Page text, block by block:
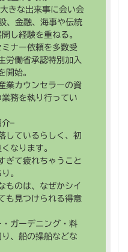
きな出来事に会い会
、金融、海事や伝統
し経験を重ねる。
ナー依頼を多数受
労働省承認特別加入
開始。
業カウンセラーの資
務を執り行ってい
介–
しているらしく、初
なります。
ぎて疲れちゃうこと
。
ものは、なぜかシイ
も見つけられる得意
ガーデニング・料
、船の操船などな